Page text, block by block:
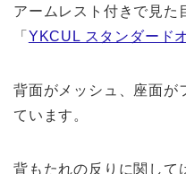
アームレスト付きで見た
「 YKCUL スタンダード
背面がメッシュ、座面が
ています。
背もたれの反りに関して